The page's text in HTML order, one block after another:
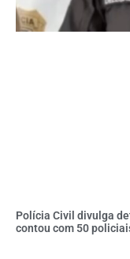
Polícia Civil divulga
contou com 50